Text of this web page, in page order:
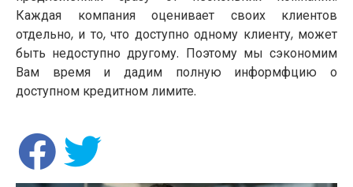
Каждая компания оценивает своих клиентов
отдельно, и то, что доступно одному клиенту, может
быть недоступно другому. Поэтому мы сэкономим
Вам время и дадим полную информфцию о
доступном кредитном лимите.